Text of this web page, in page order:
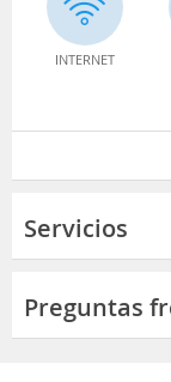
INTERNET
Servicios
Preguntas